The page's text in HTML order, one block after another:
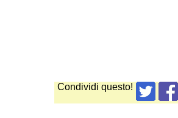
Condividi questo!